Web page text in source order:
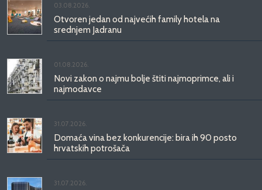
03.08.2026.
Otvoren jedan od najvećih family hotela na
srednjem Jadranu
01.08.2026.
Novi zakon o najmu bolje štiti najmoprimce, ali i
najmodavce
31.07.2026.
Domaća vina bez konkurencije: bira ih 90 posto
hrvatskih potrošača
31.07.2026.